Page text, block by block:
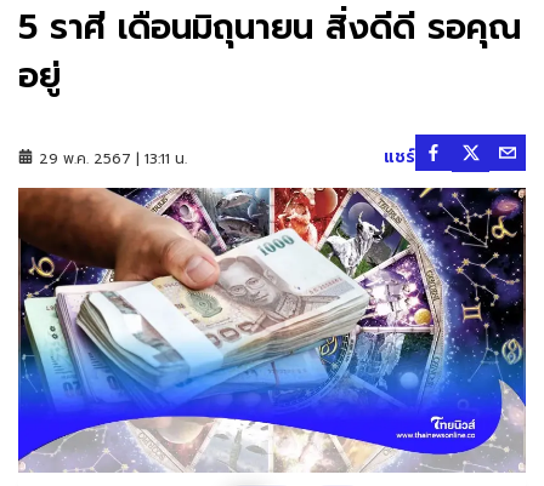
5 ราศี เดือนมิถุนายน สิ่งดีดี รอคุณ
อยู่
29 พ.ค. 2567 | 13:11 น. แชร์